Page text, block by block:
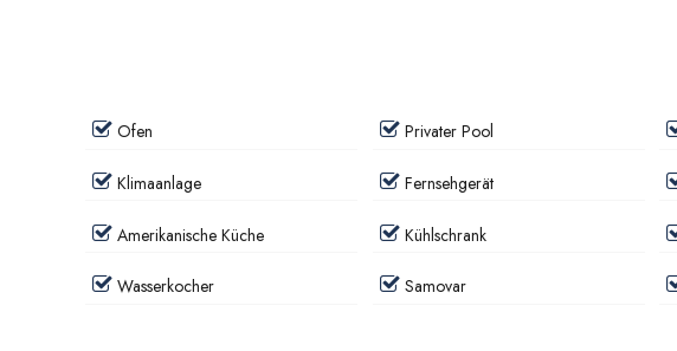
Ofen Privater Pool
Klimaanlage Fernsehgerät
Amerikanische Küche Kühlschrank
Wasserkocher Samovar